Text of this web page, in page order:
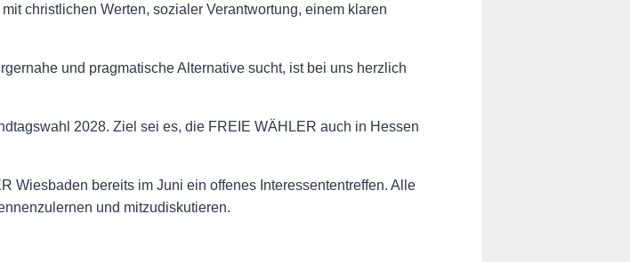
christlichen Werten, sozialer Verantwortung, einem klaren
und pragmatische Alternative sucht, ist bei uns herzlich
2028. Ziel sei es, die FREIE WÄHLER auch in Hessen
Wiesbaden bereits im Juni ein offenes Interessententreffen. Alle
und mitzudiskutieren.